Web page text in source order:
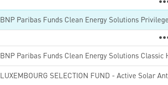
BNP Paribas Funds Clean Energy Solutions
BNP Paribas Funds Clean Energy Solutions Classic
LUXEMBOURG SELECTION FUND - Active Solar